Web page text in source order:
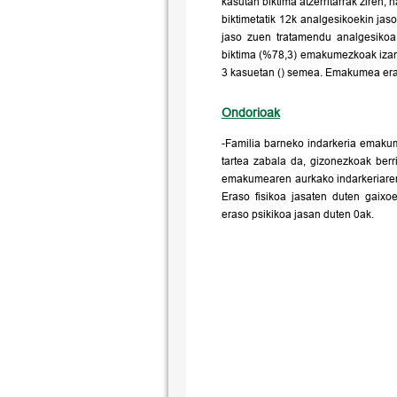
biktimetatik 12k analgesikoekin
jaso zuen tratamendu
biktima (%78,3) emakumezkoak
3 kasuetan () semea. Emakumea
Ondorioak
-Familia barneko indarkeria
tartea zabala da, gizonezkoak
emakumearen aurkako
Eraso fisikoa jasaten duten
eraso psikikoa jasan duten 0ak.